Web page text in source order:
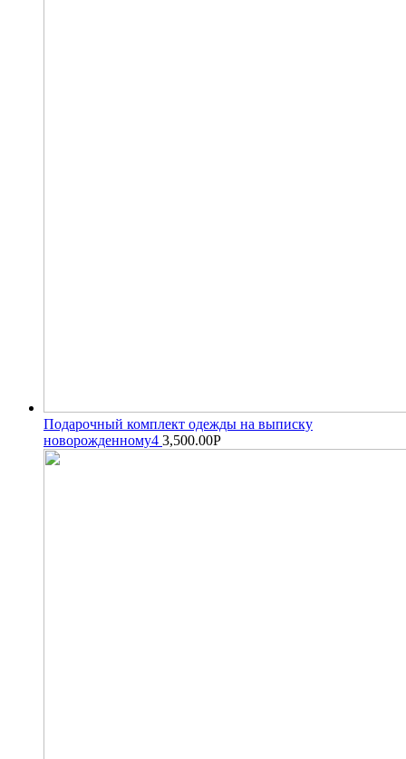
Подарочный комплект одежды на выписку
новорожденному4 3,500.00Р